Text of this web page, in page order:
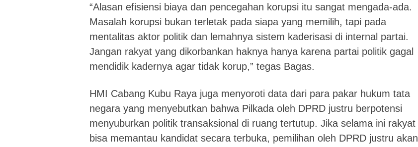
“Alasan efisiensi biaya dan pencegahan korupsi itu sangat mengada-ada.
Masalah korupsi bukan terletak pada siapa yang memilih, tapi pada
mentalitas aktor politik dan lemahnya sistem kaderisasi di internal partai.
Jangan rakyat yang dikorbankan haknya hanya karena partai politik gagal
mendidik kadernya agar tidak korup,” tegas Bagas.
HMI Cabang Kubu Raya juga menyoroti data dari para pakar hukum tata
negara yang menyebutkan bahwa Pilkada oleh DPRD justru berpotensi
menyuburkan politik transaksional di ruang tertutup. Jika selama ini rakyat
bisa memantau kandidat secara terbuka, pemilihan oleh DPRD justru akan